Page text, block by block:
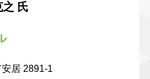
氏
居 2891-1